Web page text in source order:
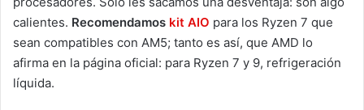
calientes. Recomendamos kit AIO para los Ryzen 7 que
sean compatibles con AM5; tanto es así, que AMD lo
afirma en la página oficial: para Ryzen 7 y 9, refrigeración
líquida.